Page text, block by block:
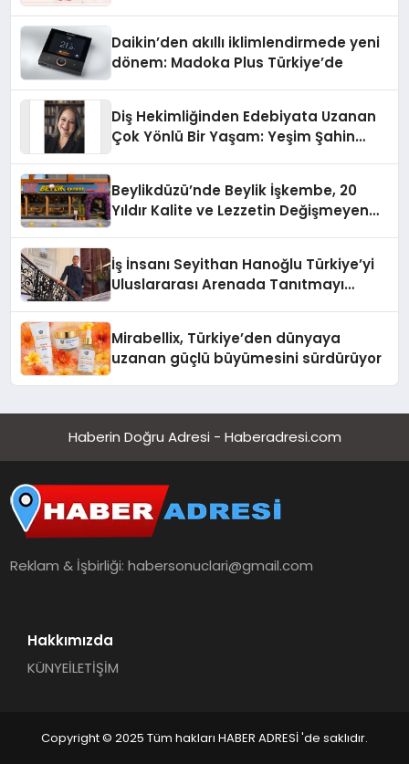
Daikin’den akıllı iklimlendirmede yeni
dönem: Madoka Plus Türkiye’de
Diş Hekimliğinden Edebiyata Uzanan
Çok Yönlü Bir Yaşam: Yeşim Şahin
Beylikdüzü’nde Beylik İşkembe, 20
Yıldır Kalite ve Lezzetin Değişmeyen
İş İnsanı Seyithan Hanoğlu Türkiye’yi
Uluslararası Arenada Tanıtmayı
Mirabellix, Türkiye’den dünyaya
uzanan güçlü büyümesini sürdürüyor
Haberin Doğru Adresi - Haberadresi.com
Reklam & İşbirliği:habersonuclari@gmail.com
Hakkımızda
KÜNYEİLETİŞİM
Copyright © 2025 Tüm hakları HABER ADRESİ 'de saklıdır.